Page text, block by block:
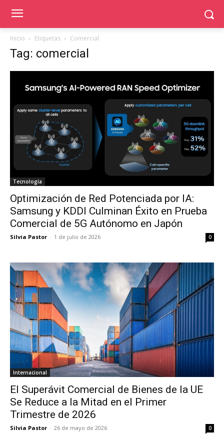
Inicio Etiquetas Comercial
Tag: comercial
Tecnología
Optimización de Red Potenciada por IA:
Samsung y KDDI Culminan Éxito en Prueba
Comercial de 5G Autónomo en Japón
Silvia Pastor - 1 de julio de 2026 0
Internacional
El Superávit Comercial de Bienes de la UE
Se Reduce a la Mitad en el Primer
Trimestre de 2026
Silvia Pastor - 26 de mayo de 2026 0